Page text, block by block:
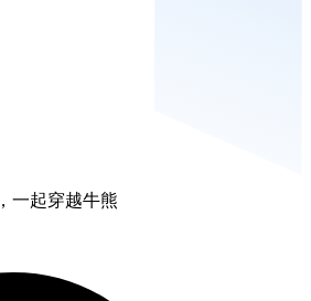
一起穿越牛熊